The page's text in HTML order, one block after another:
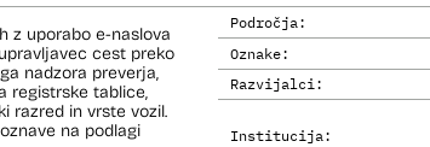
Področja:
Oznake:
Razvijalci:
Institucija:
z uporabo e-naslova
cest preko
nadzora preverja,
registrske tablice,
razred in vrste vozil.
na podlagi